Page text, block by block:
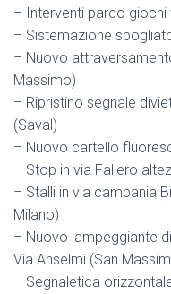
– Interventi parco
– Sistemazione
– Nuovo
Massimo)
– Ripristino segnale
(Saval)
– Nuovo cartello
– Stop in via Faliero
– Stalli in via campania
Milano)
– Nuovo lampeggiante
Via Anselmi (San
– Segnaletica